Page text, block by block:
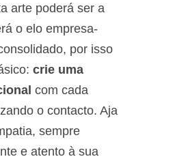
arte poderá ser a
o elo empresa-
por isso
crie uma
com cada
o contacto. Aja
sempre
e atento à sua